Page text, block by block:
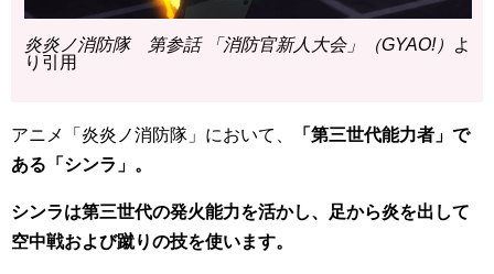
炎炎ノ消防隊 第参話 「消防官新人大会」（GYAO!）
よ
り引用
アニメ「炎炎ノ消防隊」において、
「第三世代能力者」で
ある「シンラ」。
シンラは第三世代の発火能力を活かし、足から炎を出して
空中戦および蹴りの技を使います。